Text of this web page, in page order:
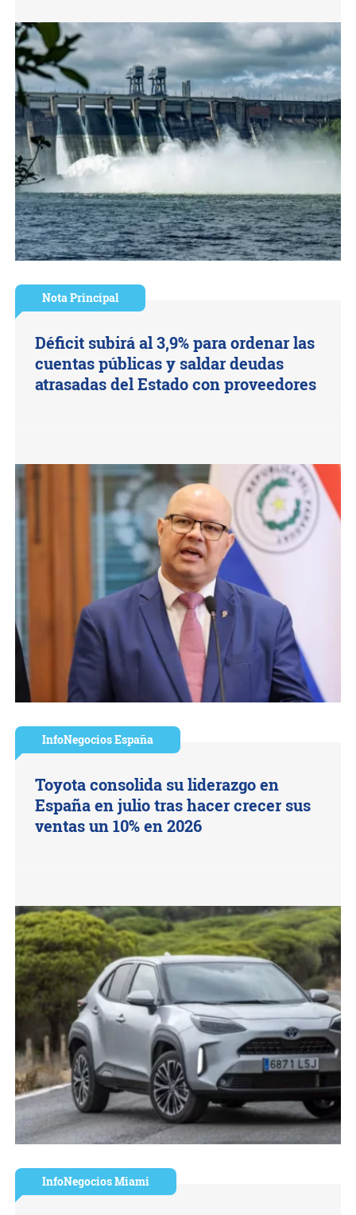
Nota Principal
Déficit subirá al 3,9% para ordenar las
cuentas públicas y saldar deudas
atrasadas del Estado con proveedores
InfoNegocios España
Toyota consolida su liderazgo en
España en julio tras hacer crecer sus
ventas un 10% en 2026
InfoNegocios Miami